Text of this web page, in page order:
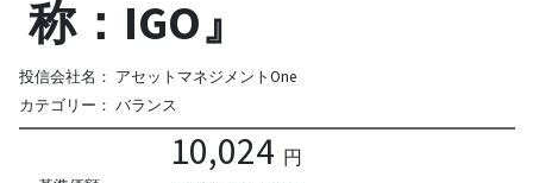
称：IGO』
投信会社名： アセットマネジメントOne
カテゴリー： バランス
10,024 円